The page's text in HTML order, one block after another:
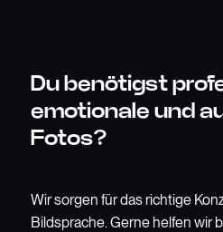
Du benötigst
emotionale und
Fotos?
Wir sorgen für das richtige
Bildsprache. Gerne helfen wir